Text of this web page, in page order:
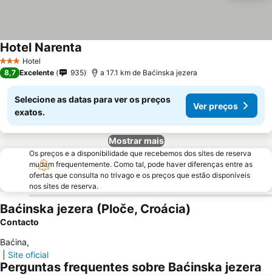
3 EstrelasHotel
Hotel Narenta
8,7 Excelente 935 a 17.1 km de Baćinska jezera
Selecione as datas para ver os preços
exatos.
Ver preços
Mostrar mais
Os preços e a disponibilidade que recebemos dos sites de reserva
mudam frequentemente. Como tal, pode haver diferenças entre as
ofertas que consulta no trivago e os preços que estão disponíveis
nos sites de reserva.
Baćinska jezera (Ploče, Croácia)
Contacto
Baćina,
Site oficial
Perguntas frequentes sobre Baćinska jezera